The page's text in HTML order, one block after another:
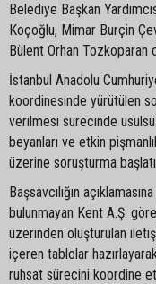
Belediye Başkan
Koçoğlu, Mimar Burçin
Bülent Orhan Tozkoparan
İstanbul Anadolu
koordinesinde yürütülen
verilmesi sürecinde
beyanları ve etkin
üzerine soruşturma
Başsavcılığın
bulunmayan Kent A.Ş.
üzerinden oluşturulan
içeren tablolar
ruhsat sürecini koordine